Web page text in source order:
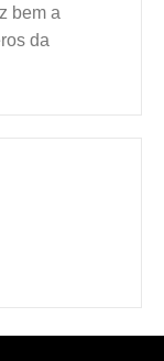
bem a
da